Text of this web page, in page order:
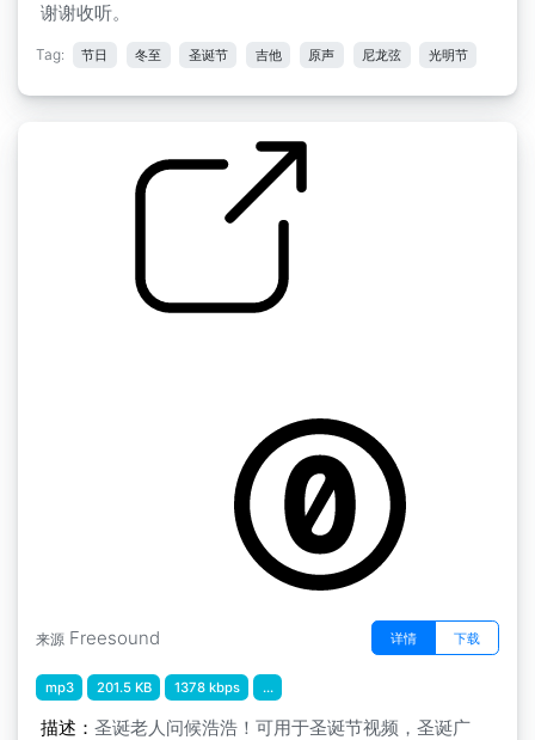
谢谢收听。
Tag: 节日 冬至 圣诞节 吉他 原声 尼龙弦 光明节
来源 Freesound 详情 下载
mp3 201.5 KB 1378 kbps ...
描述： 圣诞老人问候浩浩！可用于圣诞节视频，圣诞广